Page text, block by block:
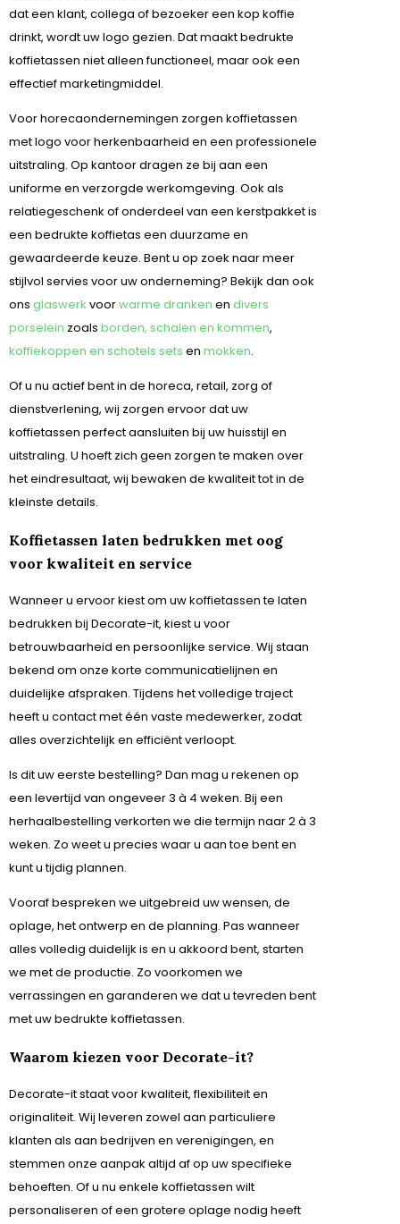
dat een klant, collega of bezoeker een kop koffie
drinkt, wordt uw logo gezien. Dat maakt bedrukte
koffietassen niet alleen functioneel, maar ook een
effectief marketingmiddel.
Voor horecaondernemingen zorgen koffietassen
met logo voor herkenbaarheid en een professionele
uitstraling. Op kantoor dragen ze bij aan een
uniforme en verzorgde werkomgeving. Ook als
relatiegeschenk of onderdeel van een kerstpakket is
een bedrukte koffietas een duurzame en
gewaardeerde keuze. Bent u op zoek naar meer
stijlvol servies voor uw onderneming? Bekijk dan ook
ons glaswerk voorwarme dranken en divers
porselein zoals borden, schalen en kommen,
koffiekoppen en schotels sets en mokken.
Of u nu actief bent in de horeca, retail, zorg of
dienstverlening, wij zorgen ervoor dat uw
koffietassen perfect aansluiten bij uw huisstijl en
uitstraling. U hoeft zich geen zorgen te maken over
het eindresultaat, wij bewaken de kwaliteit tot in de
kleinste details.
Koffietassen laten bedrukken met oog
voor kwaliteit en service
Wanneer u ervoor kiest om uw koffietassen te laten
bedrukken bij Decorate-it, kiest u voor
betrouwbaarheid en persoonlijke service. Wij staan
bekend om onze korte communicatielijnen en
duidelijke afspraken. Tijdens het volledige traject
heeft u contact met één vaste medewerker, zodat
alles overzichtelijk en efficiënt verloopt.
Is dit uw eerste bestelling? Dan mag u rekenen op
een levertijd van ongeveer 3 à 4 weken. Bij een
herhaalbestelling verkorten we die termijn naar 2 à 3
weken. Zo weet u precies waar u aan toe bent en
kunt u tijdig plannen.
Vooraf bespreken we uitgebreid uw wensen, de
oplage, het ontwerp en de planning. Pas wanneer
alles volledig duidelijk is en u akkoord bent, starten
we met de productie. Zo voorkomen we
verrassingen en garanderen we dat u tevreden bent
met uw bedrukte koffietassen.
Waarom kiezen voor Decorate-it?
Decorate-it staat voor kwaliteit, flexibiliteit en
originaliteit. Wij leveren zowel aan particuliere
klanten als aan bedrijven en verenigingen, en
stemmen onze aanpak altijd af op uw specifieke
behoeften. Of u nu enkele koffietassen wilt
personaliseren of een grotere oplage nodig heeft